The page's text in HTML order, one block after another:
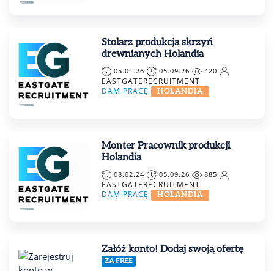
Stolarz produkcja skrzyń
drewnianych Holandia
05.01.26 05.09.26 420
EASTGATERECRUITMENT
DAM PRACĘ
HOLANDIA
Monter Pracownik produkcji
Holandia
08.02.24 05.09.26 885
EASTGATERECRUITMENT
DAM PRACĘ
HOLANDIA
Załóż konto! Dodaj swoją ofertę
ZA FREE